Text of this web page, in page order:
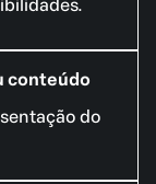
conteúdo
do